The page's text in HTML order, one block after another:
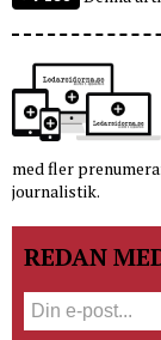
med fler
journalistik.
REDAN